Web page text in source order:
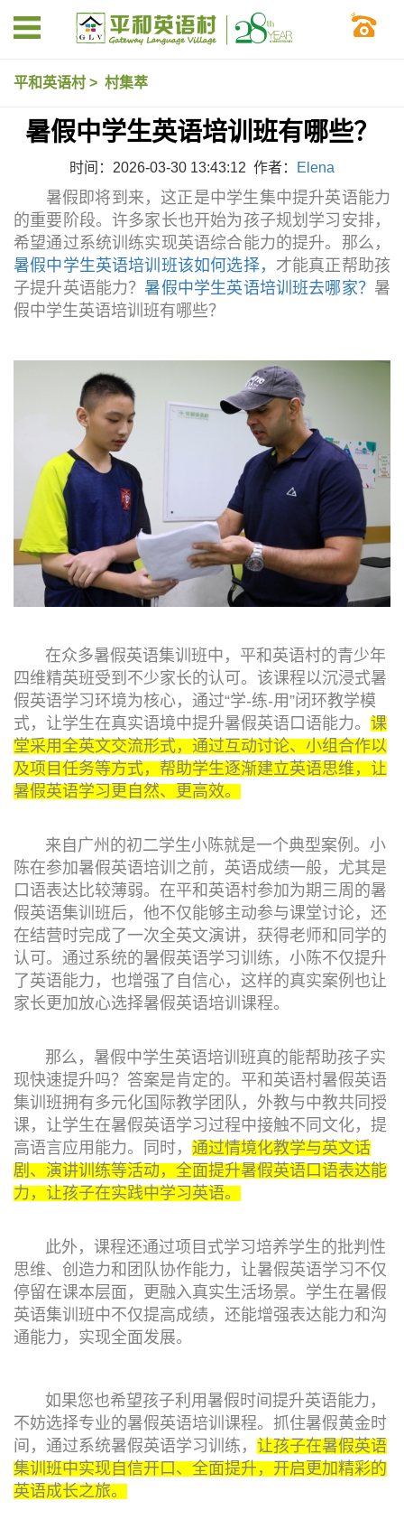
平和英语村 > 村集萃
暑假中学生英语培训班有哪些？
时间：2026-03-30 13:43:12 作者： Elena
暑假即将到来，这正是中学生集中提升英语能力
的重要阶段。许多家长也开始为孩子规划学习安排，
希望通过系统训练实现英语综合能力的提升。那么，
暑假中学生英语培训班该如何选择， 才能真正帮助孩
子提升英语能力？ 暑假中学生英语培训班去哪家？ 暑
假中学生英语培训班有哪些？
在众多暑假英语集训班中，平和英语村的青少年
四维精英班受到不少家长的认可。该课程以沉浸式暑
假英语学习环境为核心，通过“学-练-用”闭环教学模
式，让学生在真实语境中提升暑假英语口语能力。 课
堂采用全英文交流形式，通过互动讨论、小组合作以
及项目任务等方式，帮助学生逐渐建立英语思维，让
暑假英语学习更自然、更高效。
来自广州的初二学生小陈就是一个典型案例。小
陈在参加暑假英语培训之前，英语成绩一般，尤其是
口语表达比较薄弱。在平和英语村参加为期三周的暑
假英语集训班后，他不仅能够主动参与课堂讨论，还
在结营时完成了一次全英文演讲，获得老师和同学的
认可。通过系统的暑假英语学习训练，小陈不仅提升
了英语能力，也增强了自信心，这样的真实案例也让
家长更加放心选择暑假英语培训课程。
那么，暑假中学生英语培训班真的能帮助孩子实
现快速提升吗？答案是肯定的。平和英语村暑假英语
集训班拥有多元化国际教学团队，外教与中教共同授
课，让学生在暑假英语学习过程中接触不同文化，提
高语言应用能力。同时， 通过情境化教学与英文话
剧、演讲训练等活动，全面提升暑假英语口语表达能
力，让孩子在实践中学习英语。
此外，课程还通过项目式学习培养学生的批判性
思维、创造力和团队协作能力，让暑假英语学习不仅
停留在课本层面，更融入真实生活场景。学生在暑假
英语集训班中不仅提高成绩，还能增强表达能力和沟
通能力，实现全面发展。
如果您也希望孩子利用暑假时间提升英语能力，
不妨选择专业的暑假英语培训课程。抓住暑假黄金时
间，通过系统暑假英语学习训练， 让孩子在暑假英语
集训班中实现自信开口、全面提升，开启更加精彩的
英语成长之旅。